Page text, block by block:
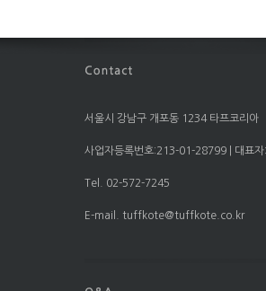
서울시 강남구 개포동 1234 타프코리아
사업자등록번호:213-01-28799 | 대표자
Tel. 02-572-7245
E-mail. tuffkote@tuffkote.co.kr